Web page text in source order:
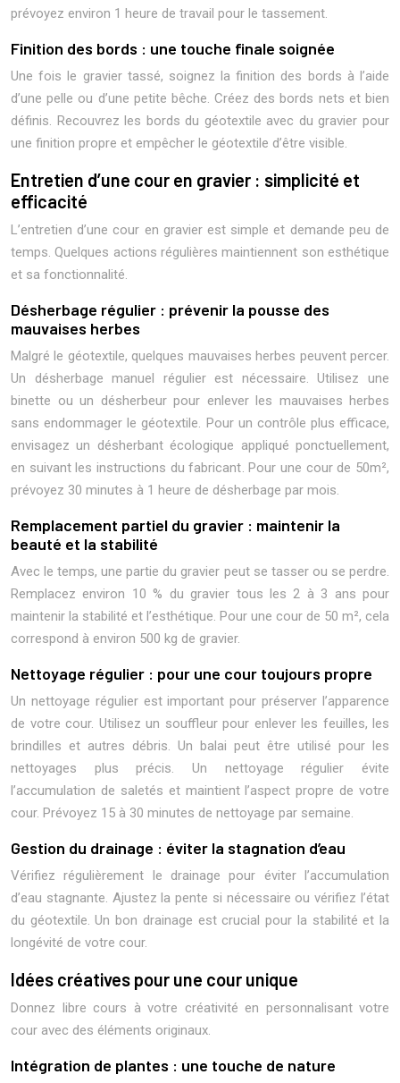
prévoyez environ 1 heure de travail pour le tassement.
Finition des bords : une touche finale soignée
Une fois le gravier tassé, soignez la finition des bords à l’aide
d’une pelle ou d’une petite bêche. Créez des bords nets et bien
définis. Recouvrez les bords du géotextile avec du gravier pour
une finition propre et empêcher le géotextile d’être visible.
Entretien d’une cour en gravier : simplicité et
efficacité
L’entretien d’une cour en gravier est simple et demande peu de
temps. Quelques actions régulières maintiennent son esthétique
et sa fonctionnalité.
Désherbage régulier : prévenir la pousse des
mauvaises herbes
Malgré le géotextile, quelques mauvaises herbes peuvent percer.
Un désherbage manuel régulier est nécessaire. Utilisez une
binette ou un désherbeur pour enlever les mauvaises herbes
sans endommager le géotextile. Pour un contrôle plus efficace,
envisagez un désherbant écologique appliqué ponctuellement,
en suivant les instructions du fabricant. Pour une cour de 50m²,
prévoyez 30 minutes à 1 heure de désherbage par mois.
Remplacement partiel du gravier : maintenir la
beauté et la stabilité
Avec le temps, une partie du gravier peut se tasser ou se perdre.
Remplacez environ 10 % du gravier tous les 2 à 3 ans pour
maintenir la stabilité et l’esthétique. Pour une cour de 50 m², cela
correspond à environ 500 kg de gravier.
Nettoyage régulier : pour une cour toujours propre
Un nettoyage régulier est important pour préserver l’apparence
de votre cour. Utilisez un souffleur pour enlever les feuilles, les
brindilles et autres débris. Un balai peut être utilisé pour les
nettoyages plus précis. Un nettoyage régulier évite
l’accumulation de saletés et maintient l’aspect propre de votre
cour. Prévoyez 15 à 30 minutes de nettoyage par semaine.
Gestion du drainage : éviter la stagnation d’eau
Vérifiez régulièrement le drainage pour éviter l’accumulation
d’eau stagnante. Ajustez la pente si nécessaire ou vérifiez l’état
du géotextile. Un bon drainage est crucial pour la stabilité et la
longévité de votre cour.
Idées créatives pour une cour unique
Donnez libre cours à votre créativité en personnalisant votre
cour avec des éléments originaux.
Intégration de plantes : une touche de nature